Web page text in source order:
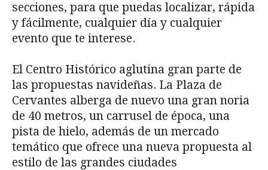
secciones, para que puedas localizar, rápida
y fácilmente, cualquier día y cualquier
evento que te interese.
El Centro Histórico aglutina gran parte de
las propuestas navideñas. La Plaza de
Cervantes alberga de nuevo una gran noria
de 40 metros, un carrusel de época, una
pista de hielo, además de un mercado
temático que ofrece una nueva propuesta al
estilo de las grandes ciudades